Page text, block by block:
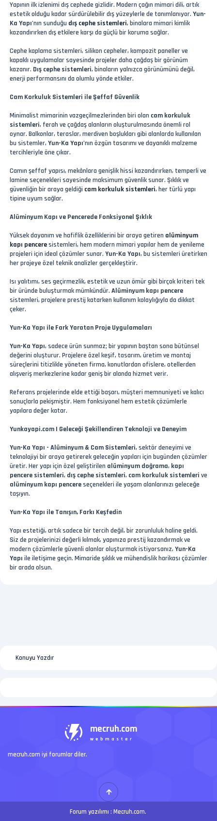
Yapının ilk izlenimi dış cephede gizlidir. Modern çağın mimari dili, artık
estetik olduğu kadar sürdürülebilir dış yüzeylerle de tanımlanıyor. Yun-
Ka Yapı’nın sunduğu dış cephe sistemleri, binalara mimari kimlik
kazandırırken dış etkilere karşı da güçlü bir koruma sağlar.
Cephe kaplama sistemleri, silikon cepheler, kompozit paneller ve
kapaklı uygulamalar sayesinde projeler daha çağdaş bir görünüm
kazanır. Dış cephe sistemleri, binaların yalnızca görünümünü değil,
enerji performansını da olumlu yönde etkiler.
Cam Korkuluk Sistemleri ile Şeffaf Güvenlik
Minimalist mimarinin vazgeçilmezlerinden biri olan cam korkuluk
sistemleri, ferah ve çağdaş alanların oluşturulmasında önemli rol
oynar. Balkonlar, teraslar, merdiven boşlukları gibi alanlarda kullanılan
bu sistemler, Yun-Ka Yapı’nın özgün tasarımı ve dayanıklı malzeme
tercihleriyle öne çıkar.
Camın şeffaf yapısı, mekânlara genişlik hissi kazandırırken, temperli ve
lamine seçenekleri sayesinde maksimum güvenlik sunar. Şıklık ve
güvenliğin bir araya geldiği cam korkuluk sistemleri, her türlü yapı
tipine uyum sağlar.
Alüminyum Kapı ve Pencerede Fonksiyonel Şıklık
Yüksek dayanım ve hafiflik özelliklerini bir araya getiren alüminyum
kapı penceresistemleri, hem modern mimari yapılar hem de yenileme
projeleri için ideal çözümler sunar. Yun-Ka Yapı, bu sistemleri üretirken
her projeye özel teknik analizler gerçekleştirir.
Isı yalıtımı, ses geçirmezlik, estetik ve uzun ömür gibi birçok kriteri tek
bir üründe buluşturmak mümkündür. Alüminyum kapı pencere
sistemleri, projelere prestij katarken kullanım kolaylığıyla da dikkat
çeker.
Yun-Ka Yapı ile Fark Yaratan Proje Uygulamaları
Yun-Ka Yapı, sadece ürün sunmaz; bir yapının baştan sona bütünsel
değerini oluşturur. Projelere özel keşif, tasarım, üretim ve montaj
süreçlerini titizlikle yöneten firma, konutlardan ofislere, otellerden
alışveriş merkezlerine kadar geniş bir alanda hizmet verir.
Referans projelerinde elde ettiği başarı, müşteri memnuniyeti ve kalıcı
sonuçlarla pekişmiştir. Hem fonksiyonel hem estetik çözümlerle
yapılara değer katar.
Yunkayapi.com | Geleceği Şekillendiren Teknoloji ve Deneyim
Yun-Ka Yapı - Alüminyum & Cam Sistemleri, sektör deneyimi ve
teknolojiyi bir araya getirerek geleceğin yapıları için bugünden çözümler
üretir. Her yapı için özel geliştirilen alüminyum doğrama, kapı
pencere sistemleri, dış cephe sistemleri, cam korkuluk sistemleri ve
alüminyum kapı pencereseçenekleri ile yaşam alanlarınızı geleceğe
taşıyın.
Yun-Ka Yapı ile Tanışın, Farkı Keşfedin
Yapı estetiği, artık sadece bir tercih değil, bir zorunluluk haline geldi.
Siz de projelerinizi değerli kılmak, yapınıza prestij kazandırmak ve
modern çözümlerle güvenli alanlar oluşturmak istiyorsanız, Yun-Ka
Yapı ile iletişime geçin. Mimaride şıklık ve mühendislik harikası çözümler
bir arada olsun.
Konuyu Yazdır
mecruh.com
webmaster
mecruh.com iyi forumlar diler.
Forum yazılımı : Mecruh.com.